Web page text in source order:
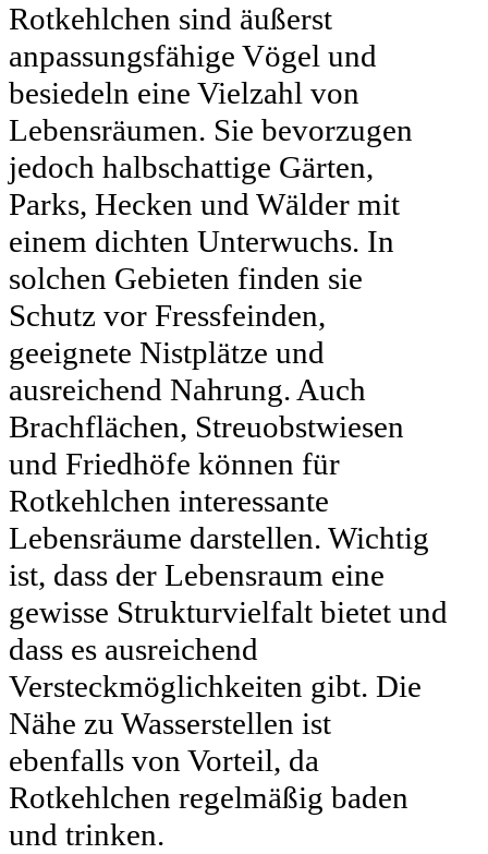
Rotkehlchen sind äußerst
anpassungsfähige Vögel und
besiedeln eine Vielzahl von
Lebensräumen. Sie bevorzugen
jedoch halbschattige Gärten,
Parks, Hecken und Wälder mit
einem dichten Unterwuchs. In
solchen Gebieten finden sie
Schutz vor Fressfeinden,
geeignete Nistplätze und
ausreichend Nahrung. Auch
Brachflächen, Streuobstwiesen
und Friedhöfe können für
Rotkehlchen interessante
Lebensräume darstellen. Wichtig
ist, dass der Lebensraum eine
gewisse Strukturvielfalt bietet und
dass es ausreichend
Versteckmöglichkeiten gibt. Die
Nähe zu Wasserstellen ist
ebenfalls von Vorteil, da
Rotkehlchen regelmäßig baden
und trinken.